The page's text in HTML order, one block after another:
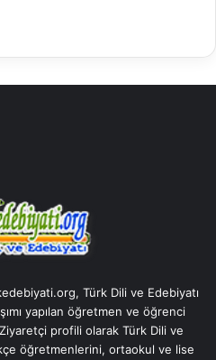
Türk Dili ve Edebiyatı
yapılan öğretmen ve öğrenci
profili olarak Türk Dili ve
öğretmenlerini, ortaokul ve lise